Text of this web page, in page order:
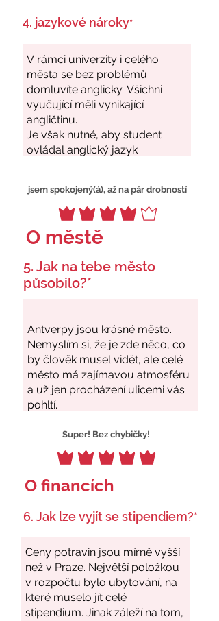
4. jazykové nároky*
jsem spokojený(á), až na pár drobností
O městě
5. Jak na tebe město
působilo?*
Super! Bez chybičky!
O financích
6. Jak lze vyjít se stipendiem?*